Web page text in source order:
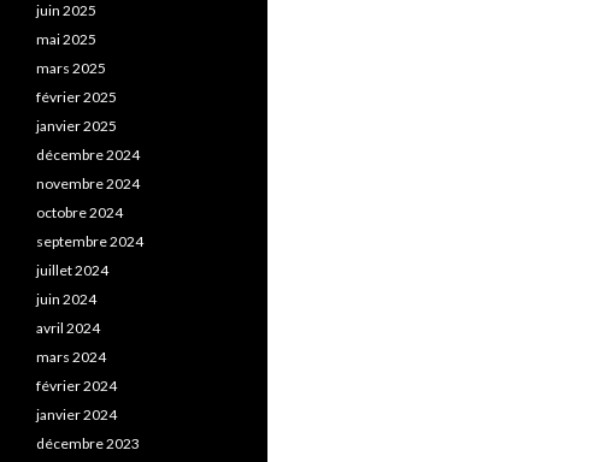
juin 2025
mai 2025
mars 2025
février 2025
janvier 2025
décembre 2024
novembre 2024
octobre 2024
septembre 2024
juillet 2024
juin 2024
avril 2024
mars 2024
février 2024
janvier 2024
décembre 2023